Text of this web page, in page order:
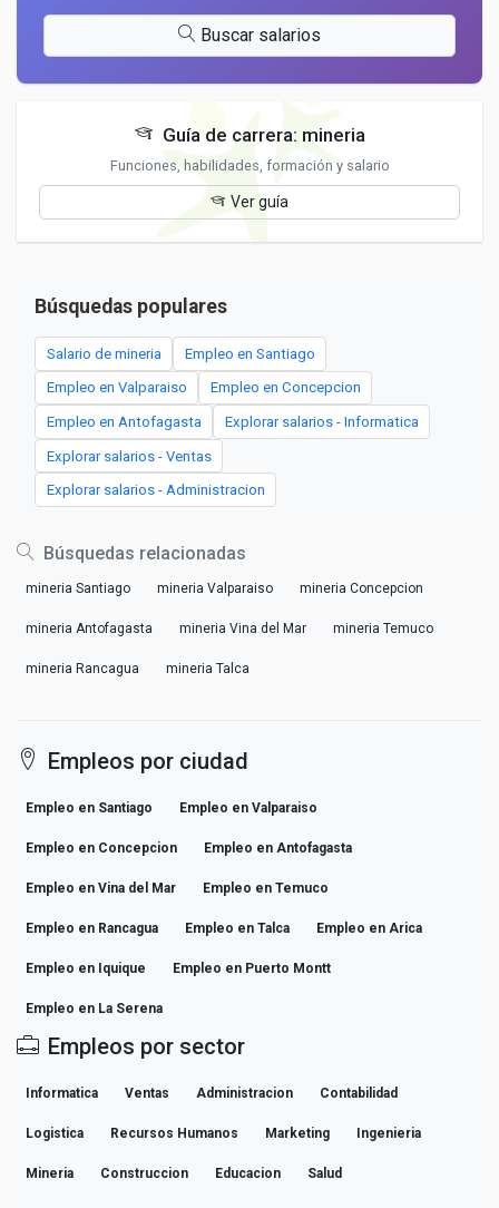
Buscar salarios
Guía de carrera: mineria
Funciones, habilidades, formación y salario
Ver guía
Búsquedas populares
Salario de mineria Empleo en Santiago
Empleo en Valparaiso Empleo en Concepcion
Empleo en Antofagasta Explorar salarios - Informatica
Explorar salarios - Ventas
Explorar salarios - Administracion
Búsquedas relacionadas
mineria Santiago mineria Valparaiso mineria Concepcion
mineria Antofagasta mineria Vina del Mar mineria Temuco
mineria Rancagua mineria Talca
Empleos por ciudad
Empleo en Santiago Empleo en Valparaiso
Empleo en Concepcion Empleo en Antofagasta
Empleo en Vina del Mar Empleo en Temuco
Empleo en Rancagua Empleo en Talca Empleo en Arica
Empleo en Iquique Empleo en Puerto Montt
Empleo en La Serena
Empleos por sector
Informatica Ventas Administracion Contabilidad
Logistica Recursos Humanos Marketing Ingenieria
Mineria Construccion Educacion Salud